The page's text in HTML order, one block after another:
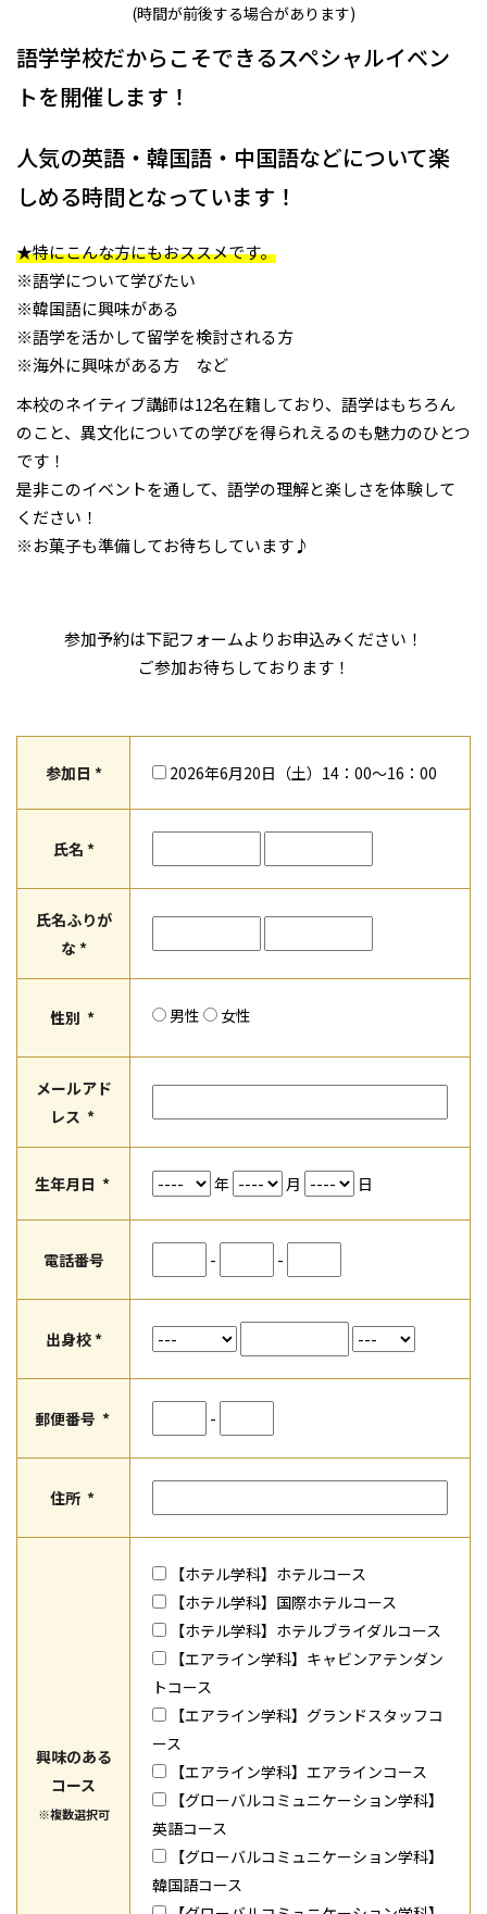
(時間が前後する場合があります)
語学学校だからこそできるスペシャルイベン
トを開催します！
人気の英語・韓国語・中国語などについて楽
しめる時間となっています！
★特にこんな方にもおススメです。
※語学について学びたい
※韓国語に興味がある
※語学を活かして留学を検討される方
※海外に興味がある方 など
本校のネイティブ講師は12名在籍しており、語学はもちろん
のこと、異文化についての学びを得られえるのも魅力のひとつ
です！
是非このイベントを通して、語学の理解と楽しさを体験して
ください！
※お菓子も準備してお待ちしています♪
参加予約は下記フォームよりお申込みください！
ご参加お待ちしております！
参加日 * 2026年6月20日（土）14：00～16：00
氏名 *
氏名ふりが
な *
性別 * 男性 女性
メールアド
レス *
生年月日 * 年 月 日
電話番号 - -
出身校 *
郵便番号 * -
住所 *
興味のある
コース
※複数選択可
【ホテル学科】ホテルコース
【ホテル学科】国際ホテルコース
【ホテル学科】ホテルブライダルコース
【エアライン学科】キャビンアテンダン
トコース
【エアライン学科】グランドスタッフコ
ース
【エアライン学科】エアラインコース
【グローバルコミュニケーション学科】
英語コース
【グローバルコミュニケーション学科】
韓国語コース